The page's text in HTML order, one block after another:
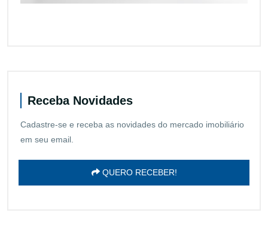
Receba Novidades
Cadastre-se e receba as novidades do mercado imobiliário
em seu email.
QUERO RECEBER!